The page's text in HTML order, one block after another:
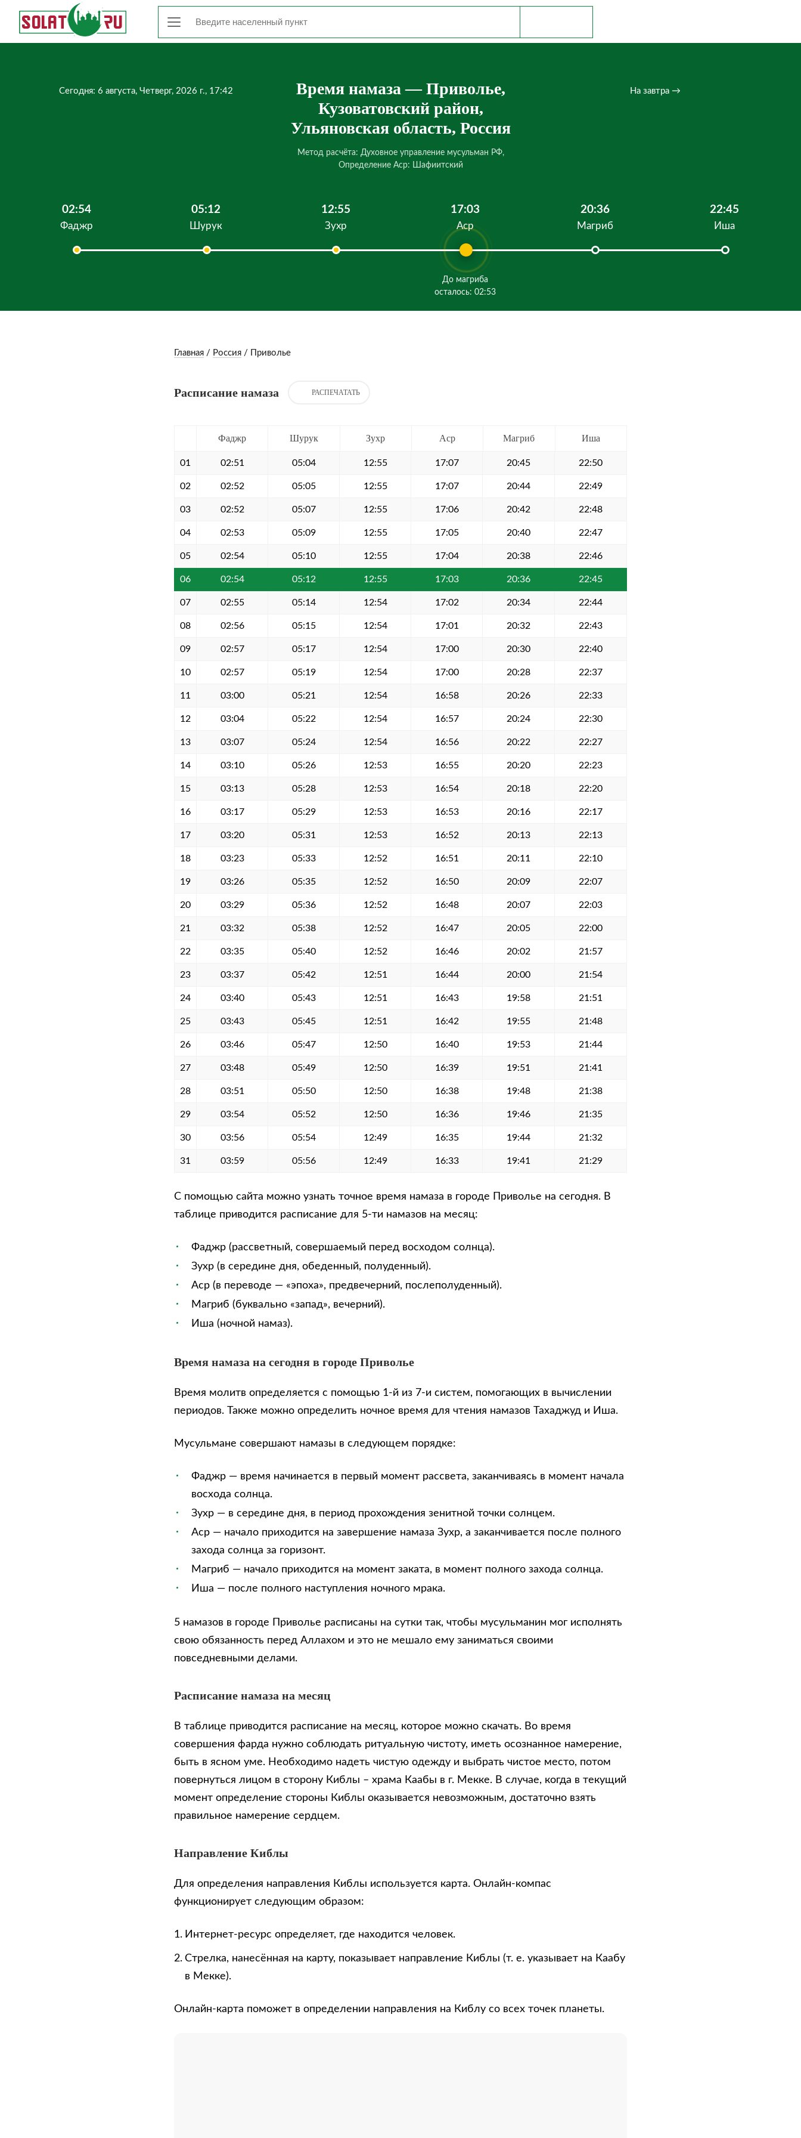
Сегодня: 6 августа, Четверг, 2026 г., 17:42
Время намаза — Приволье,
Кузоватовский район,
Ульяновская область, Россия
Метод расчёта: Духовное управление мусульман РФ,
Определение Аср: Шафиитский
На завтра →
02:54
Фаджр
05:12
Шурук
12:55
Зухр
17:03
Аср
До магриба
осталось: 02:53
20:36
Магриб
22:45
Иша
Главная / Россия / Приволье
Расписание намаза РАСПЕЧАТАТЬ
Фаджр Шурук Зухр Аср Магриб Иша
01 02:51 05:04 12:55 17:07 20:45 22:50
02 02:52 05:05 12:55 17:07 20:44 22:49
03 02:52 05:07 12:55 17:06 20:42 22:48
04 02:53 05:09 12:55 17:05 20:40 22:47
05 02:54 05:10 12:55 17:04 20:38 22:46
06 02:54 05:12 12:55 17:03 20:36 22:45
07 02:55 05:14 12:54 17:02 20:34 22:44
08 02:56 05:15 12:54 17:01 20:32 22:43
09 02:57 05:17 12:54 17:00 20:30 22:40
10 02:57 05:19 12:54 17:00 20:28 22:37
11 03:00 05:21 12:54 16:58 20:26 22:33
12 03:04 05:22 12:54 16:57 20:24 22:30
13 03:07 05:24 12:54 16:56 20:22 22:27
14 03:10 05:26 12:53 16:55 20:20 22:23
15 03:13 05:28 12:53 16:54 20:18 22:20
16 03:17 05:29 12:53 16:53 20:16 22:17
17 03:20 05:31 12:53 16:52 20:13 22:13
18 03:23 05:33 12:52 16:51 20:11 22:10
19 03:26 05:35 12:52 16:50 20:09 22:07
20 03:29 05:36 12:52 16:48 20:07 22:03
21 03:32 05:38 12:52 16:47 20:05 22:00
22 03:35 05:40 12:52 16:46 20:02 21:57
23 03:37 05:42 12:51 16:44 20:00 21:54
24 03:40 05:43 12:51 16:43 19:58 21:51
25 03:43 05:45 12:51 16:42 19:55 21:48
26 03:46 05:47 12:50 16:40 19:53 21:44
27 03:48 05:49 12:50 16:39 19:51 21:41
28 03:51 05:50 12:50 16:38 19:48 21:38
29 03:54 05:52 12:50 16:36 19:46 21:35
30 03:56 05:54 12:49 16:35 19:44 21:32
31 03:59 05:56 12:49 16:33 19:41 21:29
С помощью сайта можно узнать точное время намаза в городе Приволье на сегодня. В
таблице приводится расписание для 5-ти намазов на месяц:
Фаджр (рассветный, совершаемый перед восходом солнца).
Зухр (в середине дня, обеденный, полуденный).
Аср (в переводе — «эпоха», предвечерний, послеполуденный).
Магриб (буквально «запад», вечерний).
Иша (ночной намаз).
Время намаза на сегодня в городе Приволье
Время молитв определяется с помощью 1-й из 7-и систем, помогающих в вычислении
периодов. Также можно определить ночное время для чтения намазов Тахаджуд и Иша.
Мусульмане совершают намазы в следующем порядке:
Фаджр — время начинается в первый момент рассвета, заканчиваясь в момент начала
восхода солнца.
Зухр — в середине дня, в период прохождения зенитной точки солнцем.
Аср — начало приходится на завершение намаза Зухр, а заканчивается после полного
захода солнца за горизонт.
Магриб — начало приходится на момент заката, в момент полного захода солнца.
Иша — после полного наступления ночного мрака.
5 намазов в городе Приволье расписаны на сутки так, чтобы мусульманин мог исполнять
свою обязанность перед Аллахом и это не мешало ему заниматься своими
повседневными делами.
Расписание намаза на месяц
В таблице приводится расписание на месяц, которое можно скачать. Во время
совершения фарда нужно соблюдать ритуальную чистоту, иметь осознанное намерение,
быть в ясном уме. Необходимо надеть чистую одежду и выбрать чистое место, потом
повернуться лицом в сторону Киблы – храма Каабы в г. Мекке. В случае, когда в текущий
момент определение стороны Киблы оказывается невозможным, достаточно взять
правильное намерение сердцем.
Направление Киблы
Для определения направления Киблы используется карта. Онлайн-компас
функционирует следующим образом:
Интернет-ресурс определяет, где находится человек.
Стрелка, нанесённая на карту, показывает направление Киблы (т. е. указывает на Каабу
в Мекке).
Онлайн-карта поможет в определении направления на Киблу со всех точек планеты.